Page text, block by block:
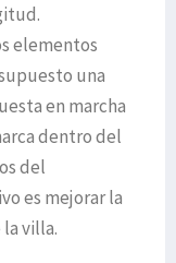
elementos
una
en marcha
dentro del
del
es mejorar la
villa.